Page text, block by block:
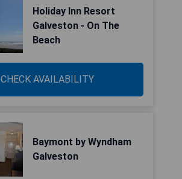
Holiday Inn Resort
Galveston - On The
Beach
CHECK AVAILABILITY
Baymont by Wyndham
Galveston